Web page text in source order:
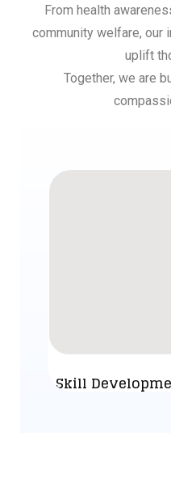
From health
community welfare, our
uplift
Together, we are
Skill